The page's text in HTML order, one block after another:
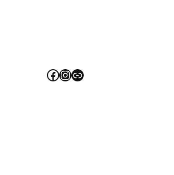
Facebook
Instagram
Link